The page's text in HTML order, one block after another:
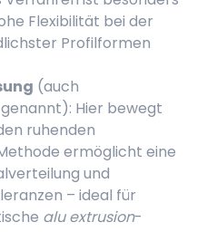
Flexibilität bei der
Profilformen
(auch
Hier bewegt
ruhenden
ermöglicht eine
und
– ideal für
alu extrusion-